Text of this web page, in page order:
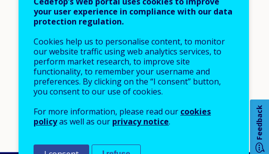
Feedback
your user experience in compliance with our data
protection regulation.
Cookies help us to personalise content, to monitor
our website traffic using web analytics services, to
perform market research, to improve site
functionality, to remember your username and
preferences. By clicking on the “I consent” button,
you consent to our use of cookies.
For more information, please read our cookies
policyas well as our privacy notice.